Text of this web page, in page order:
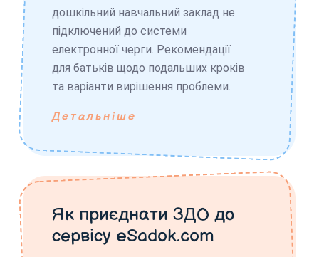
дошкільний навчальний заклад не
підключений до системи
електронної черги. Рекомендації
для батьків щодо подальших кроків
та варіанти вирішення проблеми.
Детальніше
Як приєднати ЗДО до
сервісу eSadok.com